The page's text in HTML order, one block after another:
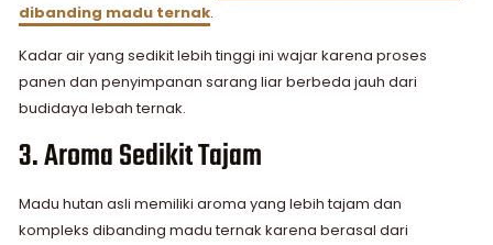
dibanding madu ternak.
Kadar air yang sedikit lebih tinggi ini wajar karena proses
panen dan penyimpanan sarang liar berbeda jauh dari
budidaya lebah ternak.
3. Aroma Sedikit Tajam
Madu hutan asli memiliki aroma yang lebih tajam dan
kompleks dibanding madu ternak karena berasal dari